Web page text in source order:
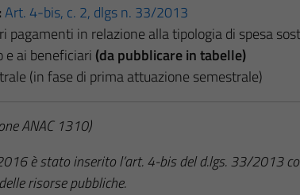
Art. 4-bis, c. 2, dlgs n. 33/2013
pagamenti in relazione alla tipologia di spesa
ai beneficiari (da pubblicare in tabelle)
(in fase di prima attuazione semestrale)
ANAC 1310)
è stato inserito l’art. 4-bis del d.lgs. 33/2013
risorse pubbliche.